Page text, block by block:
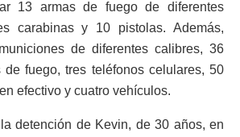
13 armas de fuego de diferentes
carabinas y 10 pistolas. Además,
de diferentes calibres, 36
de fuego, tres teléfonos celulares, 50
efectivo y cuatro vehículos.
detención de Kevin, de 30 años, en